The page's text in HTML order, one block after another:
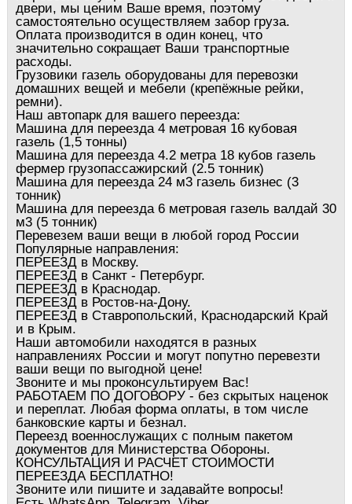
двери, мы ценим Ваше время, поэтому
самостоятельно осуществляем забор груза.
Оплата производится в один конец, что
значительно сокращает Ваши транспортные
расходы.
Грузовики газель оборудованы для перевозки
домашних вещей и мебели (крепёжные рейки,
ремни).
Наш автопарк для вашего переезда:
Машина для переезда 4 метровая 16 кубовая
газель (1,5 тонны)
Машина для переезда 4.2 метра 18 кубов газель
фермер грузопассажирский (2.5 тонник)
Машина для переезда 24 м3 газель бизнес (3
тонник)
Машина для переезда 6 метровая газель валдай 30
м3 (5 тонник)
Перевезем ваши вещи в любой город России
Популярные направления:
ПЕРЕЕЗД в Москву.
ПЕРЕЕЗД в Санкт - Петербург.
ПЕРЕЕЗД в Краснодар.
ПЕРЕЕЗД в Ростов-на-Дону.
ПЕРЕЕЗД в Ставропольский, Краснодарский Край
и в Крым.
Наши автомобили находятся в разных
направлениях России и могут попутно перевезти
ваши вещи по выгодной цене!
Звоните и мы проконсультируем Вас!
РАБОТАЕМ ПО ДОГОВОРУ - без скрытых наценок
и переплат. Любая форма оплаты, в том числе
банковские карты и безнал.
Переезд военнослужащих с полным пакетом
документов для Министерства Обороны.
КОНСУЛЬТАЦИЯ И РАСЧЕТ СТОИМОСТИ
ПЕРЕЕЗДА БЕСПЛАТНО!
Звоните или пишите и задавайте вопросы!